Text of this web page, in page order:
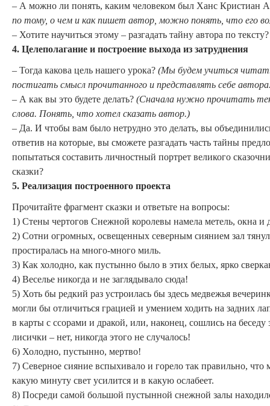
– А можно ли понять, каким человеком был Ханс Кристиан
по тому, о чем и как пишет автор, можно понять, что его
– Хотите научиться этому – разгадать тайну автора по тексту?
4. Целеполагание и построение выхода из затруднения
– Тогда какова цель нашего урока? (Мы будем учиться
постигать смысл прочитанного и представлять себе
– А как вы это будете делать? (Сначала нужно прочитать
слова. Понять, что хотел сказать автор.)
– Да. И чтобы вам было нетрудно это делать, вы
ответив на которые, вы сможете разгадать часть тайны
попытаться составить личностный портрет великого
сказки?
5. Реализация построенного проекта
Прочитайте фрагмент сказки и ответьте на вопросы:
1) Стены чертогов Снежной королевы намела метель, окна и
2) Сотни огромных, освещенных северным сиянием зал
простиралась на много-много миль.
3) Как холодно, как пустынно было в этих белых, ярко
4) Веселье никогда и не заглядывало сюда!
5) Хоть бы редкий раз устроилась бы здесь медвежья
могли бы отличиться грацией и умением ходить на задних
в карты с ссорами и дракой, или, наконец, сошлись на
лисички – нет, никогда этого не случалось!
6) Холодно, пустынно, мертво!
7) Северное сияние вспыхивало и горело так правильно,
какую минуту свет усилится и в какую ослабеет.
8) Посреди самой большой пустынной снежной залы